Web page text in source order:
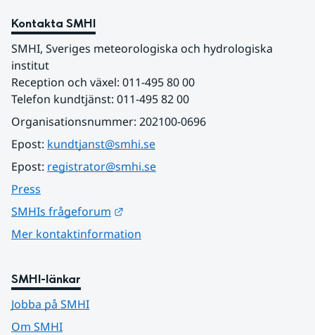
Kontakta SMHI
SMHI, Sveriges meteorologiska och hydrologiska
institut
Reception och växel: 011-495 80 00
Telefon kundtjänst: 011-495 82 00
Organisationsnummer: 202100-0696
Epost: kundtjanst@smhi.se
Epost: registrator@smhi.se
Press
SMHIs frågeforum
Mer kontaktinformation
SMHI-länkar
Jobba på SMHI
Om SMHI